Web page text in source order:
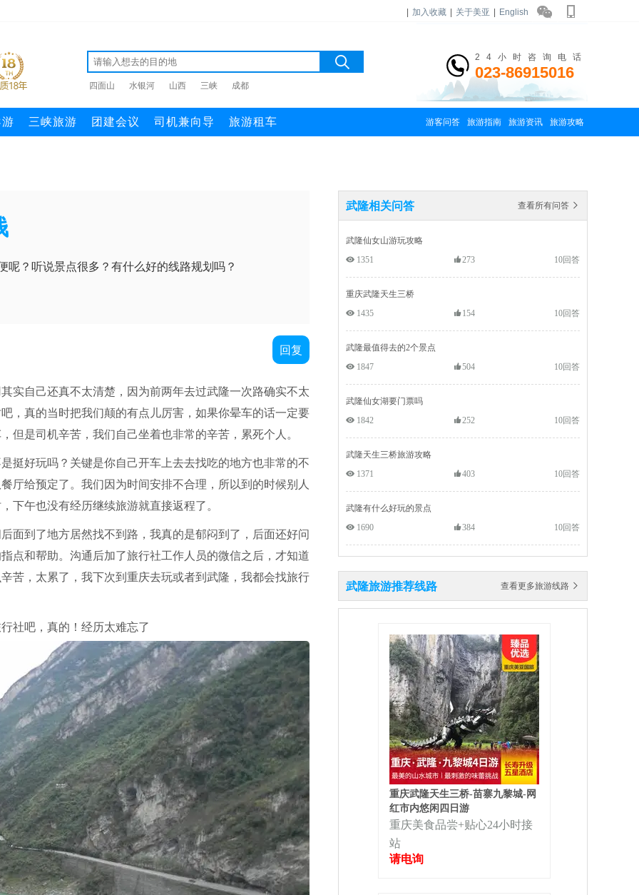
加入收藏 关于美亚 English
四面山 水银河 山西 三峡 成都
24小时咨询电话
023-86915016
三峡旅游 团建会议 司机兼向导 旅游租车 游客问答 旅游指南 旅游资讯 旅游攻略
？听说景点很多？有什么好的线路规划吗？
回复
实自己还真不太清楚，因为前两年去过武隆一次路确实不太
，真的当时把我们颠的有点儿厉害，如果你晕车的话一定要
但是司机辛苦，我们自己坐着也非常的辛苦，累死个人。
挺好玩吗？关键是你自己开车上去去找吃的地方也非常的不
厅给预定了。我们因为时间安排不合理，所以到的时候别人
下午也没有经历继续旅游就直接返程了。
面到了地方居然找不到路，我真的是郁闷到了，后面还好问
点和帮助。沟通后加了旅行社工作人员的微信之后，才知道
苦，太累了，我下次到重庆去玩或者到武隆，我都会找旅行
社吧，真的！经历太难忘了
武隆相关问答 查看所有问答 
武隆仙女山游玩攻略
 1351 273 10回答
重庆武隆天生三桥
 1435 154 10回答
武隆最值得去的2个景点
 1847 504 10回答
武隆仙女湖要门票吗
 1842 252 10回答
武隆天生三桥旅游攻略
 1371 403 10回答
武隆有什么好玩的景点
 1690 384 10回答
武隆旅游推荐线路 查看更多旅游线路 
重庆武隆天生三桥-苗寨九黎城-网
红市内悠闲四日游
重庆美食品尝+贴心24小时接
站
请电询